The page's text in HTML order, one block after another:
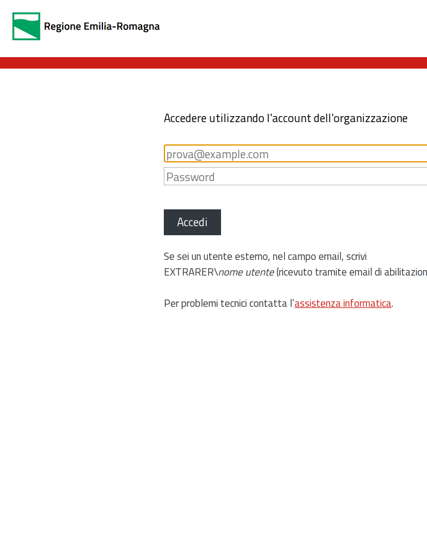
Accedere utilizzando l'account dell'organizzazione
Accedi
Se sei un utente esterno, nel campo email, scrivi
EXTRARER\nome utente(ricevuto tramite email di
Per problemi tecnici contatta l’assistenza informatica.